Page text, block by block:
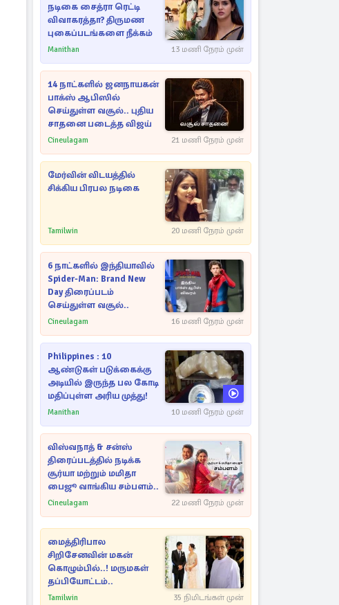
நடிகை சைத்ரா ரெட்டி
விவாகரத்தா? திருமண
புகைப்படங்களை நீக்கம்
Manithan 13 மணி நேரம் முன்
14 நாட்களில் ஜனநாயகன்
பாக்ஸ் ஆபிஸில்
செய்துள்ள வசூல்.. புதிய
சாதனை படைத்த விஜய்
Cineulagam 21 மணி நேரம் முன்
மேர்வின் விடயத்தில்
சிக்கிய பிரபல நடிகை
Tamilwin 20 மணி நேரம் முன்
6 நாட்களில் இந்தியாவில்
Spider-Man: Brand New
Day திரைப்படம்
செய்துள்ள வசூல்..
Cineulagam 16 மணி நேரம் முன்
Philippines : 10
ஆண்டுகள் படுக்கைக்கு
அடியில் இருந்த பல கோடி
மதிப்புள்ள அரிய முத்து!
Manithan 10 மணி நேரம் முன்
விஸ்வநாத் & சன்ஸ்
திரைப்படத்தில் நடிக்க
சூர்யா மற்றும் மமிதா
பைஜூ வாங்கிய சம்பளம்..
Cineulagam 22 மணி நேரம் முன்
மைத்திரிபால
சிறிசேனவின் மகன்
கொழும்பில்..! மருமகள்
தப்பியோட்டம்..
Tamilwin 35 நிமிடங்கள் முன்